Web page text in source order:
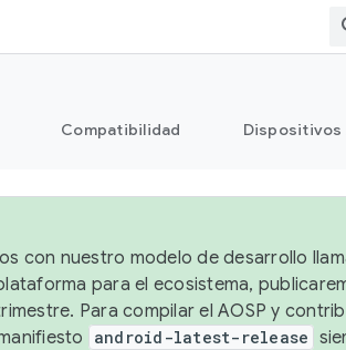
Compatibilidad Dispositivos
con nuestro modelo de desarrollo
para el ecosistema,
Para compilar el AOSP y
android-latest-release